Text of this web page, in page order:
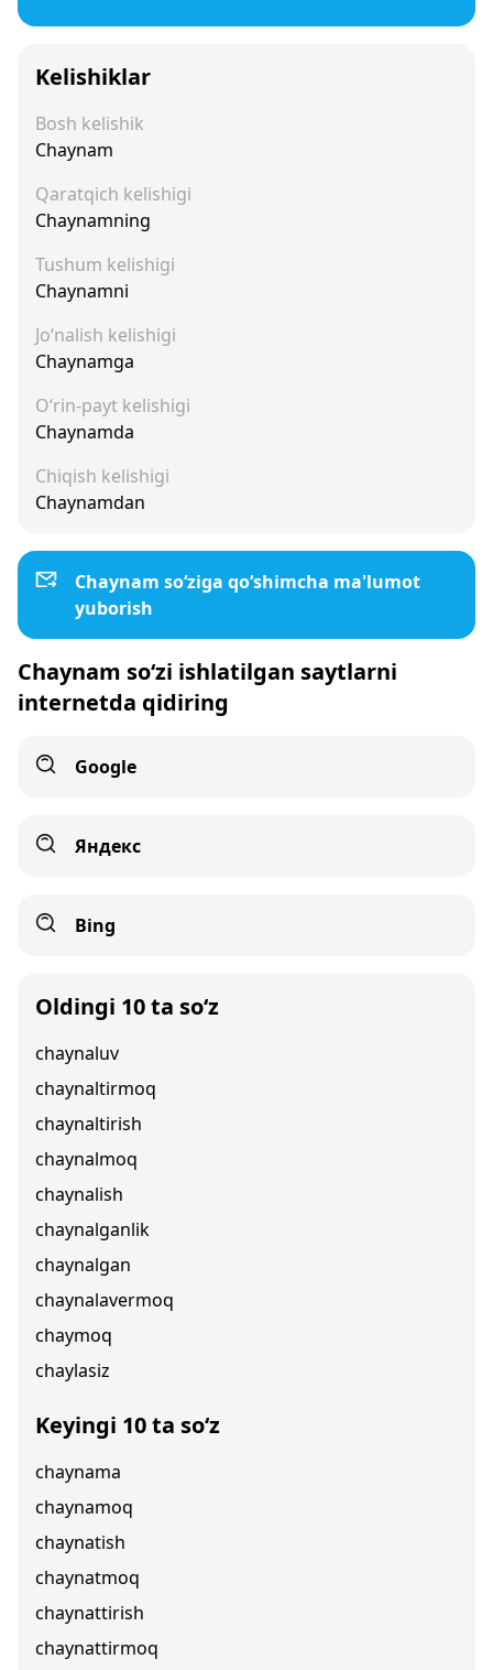
Kelishiklar
Bosh kelishik
Chaynam
Qaratqich kelishigi
Chaynamning
Tushum kelishigi
Chaynamni
Jo‘nalish kelishigi
Chaynamga
O‘rin-payt kelishigi
Chaynamda
Chiqish kelishigi
Chaynamdan
Chaynam so‘ziga qo‘shimcha ma'lumot
yuborish
Chaynam so‘zi ishlatilgan saytlarni
internetda qidiring
Google
Яндекс
Bing
Oldingi 10 ta so‘z
chaynaluv
chaynaltirmoq
chaynaltirish
chaynalmoq
chaynalish
chaynalganlik
chaynalgan
chaynalavermoq
chaymoq
chaylasiz
Keyingi 10 ta so‘z
chaynama
chaynamoq
chaynatish
chaynatmoq
chaynattirish
chaynattirmoq